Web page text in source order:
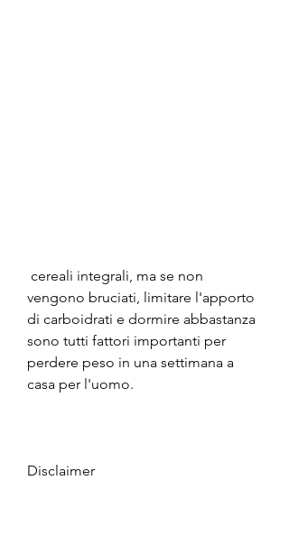
vengono bruciati, limitare l'apporto
di carboidrati e dormire abbastanza
sono tutti fattori importanti per
perdere peso in una settimana a
casa per l'uomo.
Disclaimer